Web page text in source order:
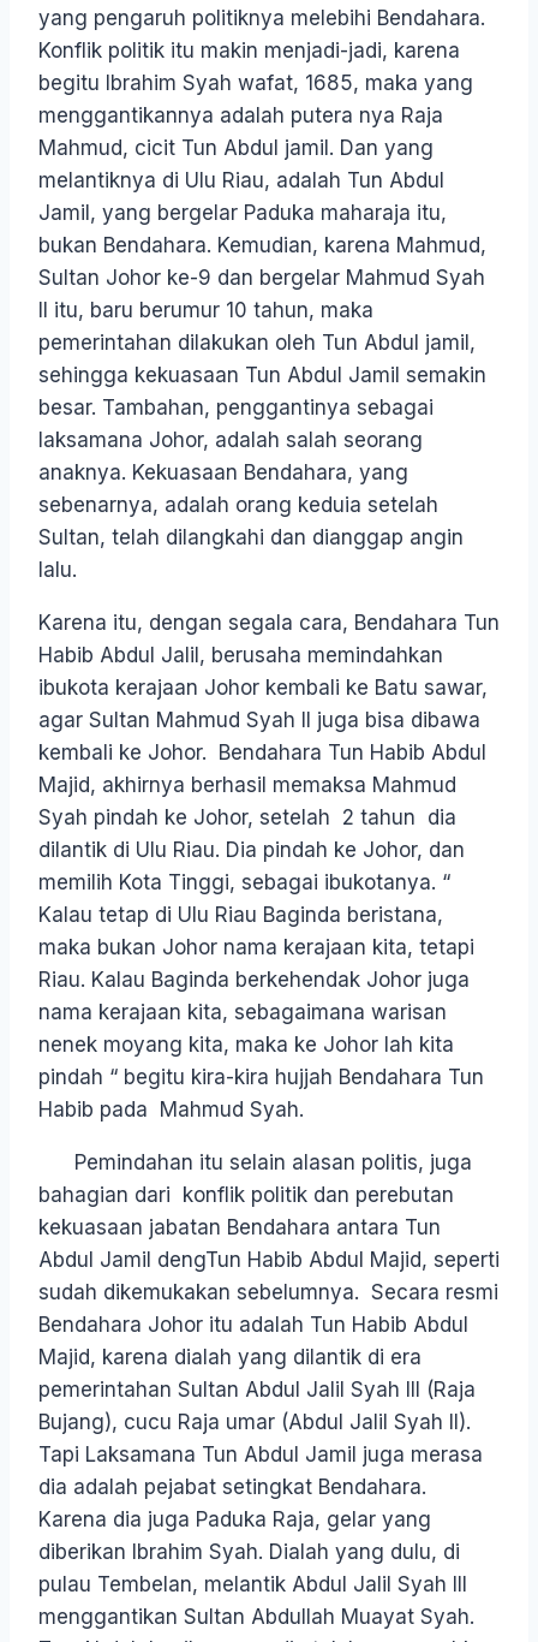
yang pengaruh politiknya melebihi Bendahara.
Konflik politik itu makin menjadi-jadi, karena
begitu Ibrahim Syah wafat, 1685, maka yang
menggantikannya adalah putera nya Raja
Mahmud, cicit Tun Abdul jamil. Dan yang
melantiknya di Ulu Riau, adalah Tun Abdul
Jamil, yang bergelar Paduka maharaja itu,
bukan Bendahara. Kemudian, karena Mahmud,
Sultan Johor ke-9 dan bergelar Mahmud Syah
II itu, baru berumur 10 tahun, maka
pemerintahan dilakukan oleh Tun Abdul jamil,
sehingga kekuasaan Tun Abdul Jamil semakin
besar. Tambahan, penggantinya sebagai
laksamana Johor, adalah salah seorang
anaknya. Kekuasaan Bendahara, yang
sebenarnya, adalah orang keduia setelah
Sultan, telah dilangkahi dan dianggap angin
lalu.
Karena itu, dengan segala cara, Bendahara Tun
Habib Abdul Jalil, berusaha memindahkan
ibukota kerajaan Johor kembali ke Batu sawar,
agar Sultan Mahmud Syah II juga bisa dibawa
kembali ke Johor. Bendahara Tun Habib Abdul
Majid, akhirnya berhasil memaksa Mahmud
Syah pindah ke Johor, setelah 2 tahun dia
dilantik di Ulu Riau. Dia pindah ke Johor, dan
memilih Kota Tinggi, sebagai ibukotanya. “
Kalau tetap di Ulu Riau Baginda beristana,
maka bukan Johor nama kerajaan kita, tetapi
Riau. Kalau Baginda berkehendak Johor juga
nama kerajaan kita, sebagaimana warisan
nenek moyang kita, maka ke Johor lah kita
pindah “ begitu kira-kira hujjah Bendahara Tun
Habib pada Mahmud Syah.
Pemindahan itu selain alasan politis, juga
bahagian dari konflik politik dan perebutan
kekuasaan jabatan Bendahara antara Tun
Abdul Jamil dengTun Habib Abdul Majid, seperti
sudah dikemukakan sebelumnya. Secara resmi
Bendahara Johor itu adalah Tun Habib Abdul
Majid, karena dialah yang dilantik di era
pemerintahan Sultan Abdul Jalil Syah III (Raja
Bujang), cucu Raja umar (Abdul Jalil Syah II).
Tapi Laksamana Tun Abdul Jamil juga merasa
dia adalah pejabat setingkat Bendahara.
Karena dia juga Paduka Raja, gelar yang
diberikan Ibrahim Syah. Dialah yang dulu, di
pulau Tembelan, melantik Abdul Jalil Syah III
menggantikan Sultan Abdullah Muayat Syah.